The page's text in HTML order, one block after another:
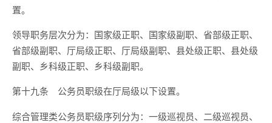
置。
领导职务层次分为：国家级正职、国家级副职、省部级正职、
省部级副职、厅局级正职、厅局级副职、县处级正职、县处级
副职、乡科级正职、乡科级副职。
第十九条
公务员职级在厅局级以下设置。
综合管理类公务员职级序列分为：一级巡视员、二级巡视员、